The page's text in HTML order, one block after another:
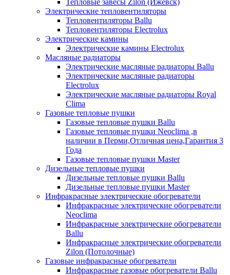
Тепловые завесы Zilon (Ижевск)
Электрические тепловентиляторы
Тепловентиляторы Ballu
Тепловентиляторы Electrolux
Электрические камины
Электрические камины Electrolux
Масляные радиаторы
Электрические масляные радиаторы Ballu
Электрические масляные радиаторы
Electrolux
Электрические масляные радиаторы Royal
Clima
Газовые тепловые пушки
Газовые тепловые пушки Ballu
Газовые тепловые пушки Neoclima ,в
наличии в Перми,Отличная цена,Гарантия 3
Года
Газовые тепловые пушки Master
Дизельные тепловые пушки
Дизельные тепловые пушки Ballu
Дизельные тепловые пушки Master
Инфракрасные электрические обогреватели
Инфракрасные электрические обогреватели
Neoclima
Инфракрасные электрические обогреватели
Ballu
Инфракрасные электрические обогреватели
Zilon (Потолочные)
Газовые инфракрасные обогреватели
Инфракрасные газовые обогреватели Ballu